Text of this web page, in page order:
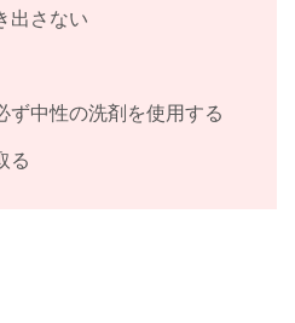
出さない
ず中性の洗剤を使用する
る